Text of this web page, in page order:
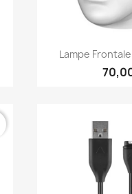

Lampe